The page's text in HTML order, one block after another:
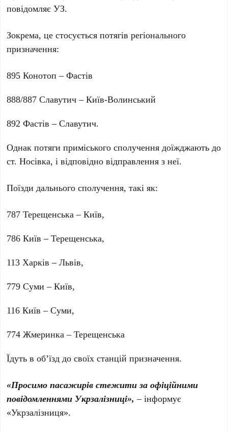
повідомляє УЗ.
Зокрема, це стосується потягів регіонального
призначення:
895 Конотоп – Фастів
888/887 Славутич – Київ-Волинський
892 Фастів – Славутич.
Однак потяги приміського сполучення доїжджають до
ст. Носівка, і відповідно відправлення з неї.
Поїзди дальнього сполучення, такі як:
787 Терещенська – Київ,
786 Київ – Терещенська,
113 Харків – Львів,
779 Суми – Київ,
116 Київ – Суми,
774 Жмеринка – Терещенська
Їдуть в обʼїзд до своїх станцій призначення.
«Просимо пасажирів стежити за офіційними
повідомленнями Укрзалізниці», – інформує
«Укрзалізниця».